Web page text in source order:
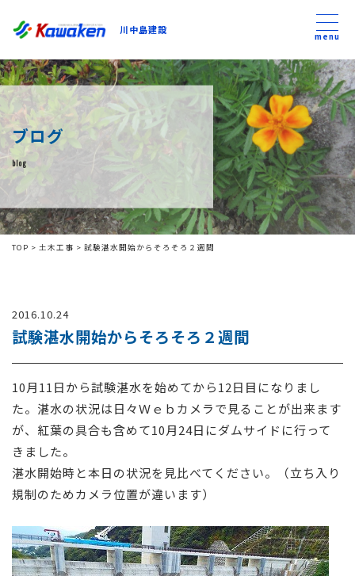
川中島建設
川中島建設
トップ
トピックス
事業内容
私たちについて
コンテンツ
採用情報
お問い合わせ
menu
ブログ
blog
TOP > 土木工事 > 試験湛水開始からそろそろ２週間
2016.10.24
試験湛水開始からそろそろ２週間
10月11日から試験湛水を始めてから12日目になりまし
た。湛水の状況は日々Ｗｅｂカメラで見ることが出来ます
が、紅葉の具合も含めて10月24日にダムサイドに行って
きました。
湛水開始時と本日の状況を見比べてください。（立ち入り
規制のためカメラ位置が違います）